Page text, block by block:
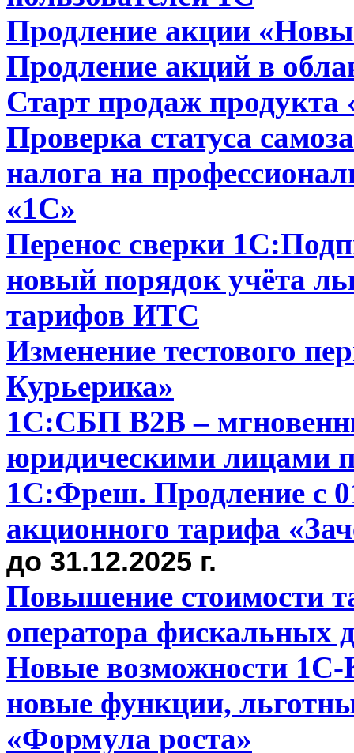
Продление акции
Продление акций в
Старт продаж
Проверка статуса
налога на
«1С»
Перенос сверки
новый порядок учёта
тарифов ИТС
Изменение тестового
Курьерика»
1С:СБП B2B –
юридическими лицами
1С:Фреш. Продление с
акционного тарифа
до 31.12.2025 г.
Повышение стоимости
оператора фискальных
Новые возможности 1С-
новые функции,
«Формула роста»